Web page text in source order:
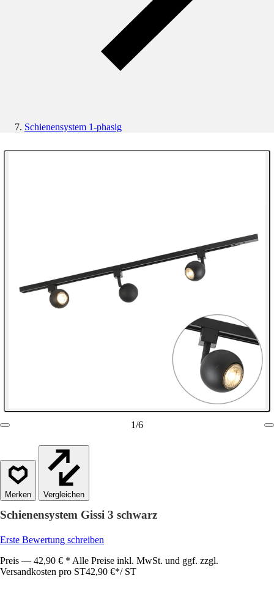
Schienensystem 1-phasig
1/6
Vergleichen
Schienensystem Gissi 3 schwarz
Erste Bewertung schreiben
Preis — 42,90 € * Alle Preise inkl. MwSt. und ggf. zzgl.
Versandkosten pro ST42,90 €*/ ST